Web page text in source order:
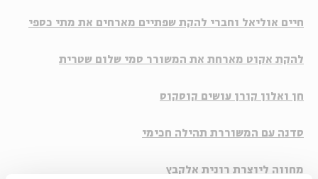
חיים אוליאל וחברי להקת שפתיים מארחים את מתי כספי
להקת אקוט מארחת את המשורר סמי שלום שטרית
חן ואלון קורן עושים קוסקוס
סדנה עם המשוררת תהילה חכימי
מחווה ליוצרת רונית אלקבץ